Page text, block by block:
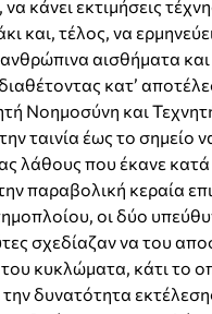
κάνει εκτιμήσεις
και, τέλος, να
αισθήματα και
κατ’
Νοημοσύνη και
ταινία έως το σημείο
λάθους που έκανε
παραβολική κεραία
οι δύο
σχεδίαζαν να του
κυκλώματα, κάτι το
δυνατότητα